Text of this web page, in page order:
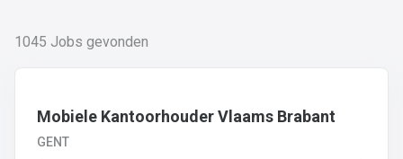
1045 Jobs gevonden
Mobiele Kantoorhouder Vlaams Brabant
GENT